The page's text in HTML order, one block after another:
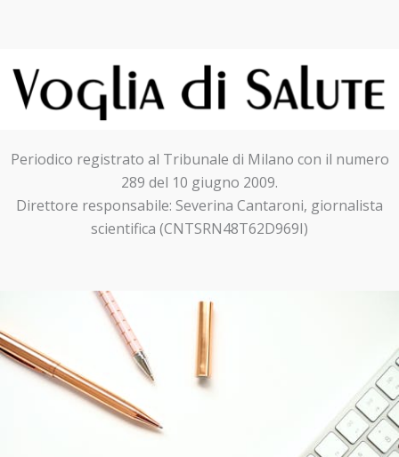
Periodico registrato al Tribunale di Milano con il numero
289 del 10 giugno 2009.
Direttore responsabile: Severina Cantaroni, giornalista
scientifica (CNTSRN48T62D969I)